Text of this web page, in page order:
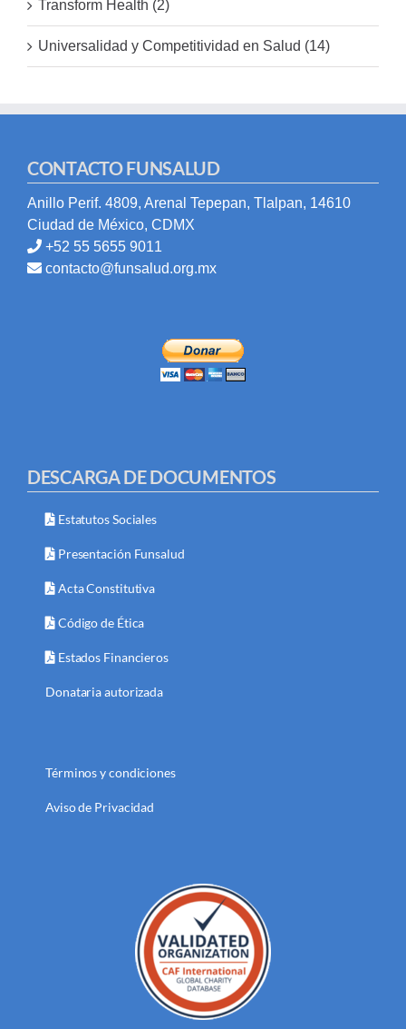
Transform Health (2)
Universalidad y Competitividad en Salud (14)
CONTACTO FUNSALUD
Anillo Perif. 4809, Arenal Tepepan, Tlalpan, 14610
Ciudad de México, CDMX
+52 55 5655 9011
contacto@funsalud.org.mx
DESCARGA DE DOCUMENTOS
Estatutos Sociales
Presentación Funsalud
Acta Constitutiva
Código de Ética
Estados Financieros
Donataria autorizada
Términos y condiciones
Aviso de Privacidad